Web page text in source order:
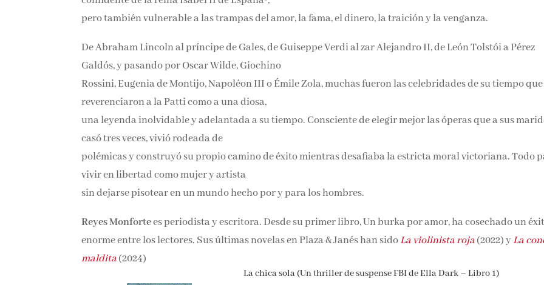
pero también vulnerable a las trampas del amor, la fama, el dinero, la traición y la venganza.
De Abraham Lincoln al príncipe de Gales, de Guiseppe Verdi al zar Alejandro II, de León Tolstói a Pérez
Galdós, y pasando por Oscar Wilde, Giochino
Rossini, Eugenia de Montijo, Napoléon III o Émile Zola, muchas fueron las celebridades de su tiempo que
reverenciaron a la Patti como a una diosa,
una leyenda inolvidable y adelantada a su tiempo. Consciente de elegir mejor las óperas que a sus
se casó tres veces, vivió rodeada de
polémicas y construyó su propio camino de éxito mientras desafiaba la estricta moral victoriana. Todo
vivir en libertad como mujer y artista
sin dejarse pisotear en un mundo hecho por y para los hombres.
Reyes Monfortees periodista y escritora. Desde su primer libro, Un burka por amor, ha cosechado un
enorme entre los lectores. Sus últimas novelas en Plaza & Janés han sidoLa violinista roja (2022) yLa
condesa maldita
La chica sola (Un thriller de suspense FBI de Ella Dark – Libro 1)